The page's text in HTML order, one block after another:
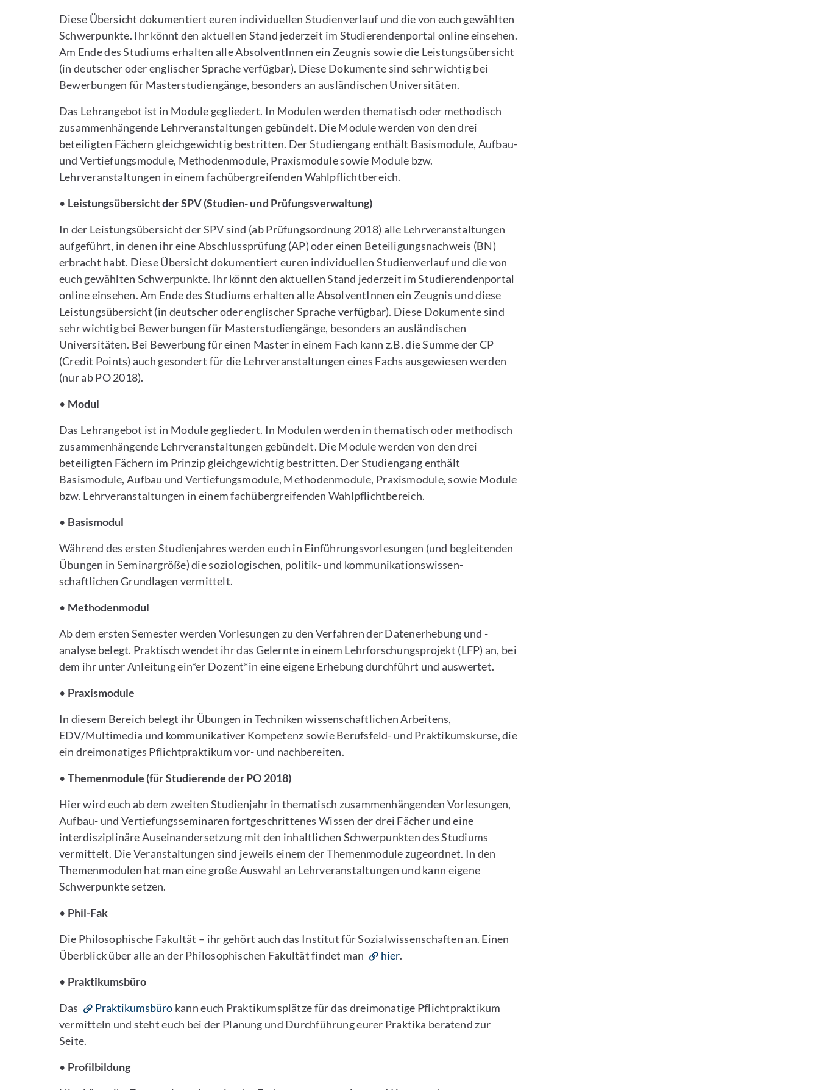
Diese Übersicht dokumentiert euren individuellen Studienverlauf und die von euch gewählten
Schwerpunkte. Ihr könnt den aktuellen Stand jederzeit im Studierendenportal online einsehen.
Am Ende des Studiums erhalten alle AbsolventInnen ein Zeugnis sowie die Leistungsübersicht
(in deutscher oder englischer Sprache verfügbar). Diese Dokumente sind sehr wichtig bei
Bewerbungen für Masterstudiengänge, besonders an ausländischen Universitäten.
Das Lehrangebot ist in Module gegliedert. In Modulen werden thematisch oder methodisch
zusammenhängende Lehrveranstaltungen gebündelt. Die Module werden von den drei
beteiligten Fächern gleichgewichtig bestritten. Der Studiengang enthält Basismodule, Aufbau-
und Vertiefungsmodule, Methodenmodule, Praxismodule sowie Module bzw.
Lehrveranstaltungen in einem fachübergreifenden Wahlpflichtbereich.
• Leistungsübersicht der SPV (Studien- und Prüfungsverwaltung)
In der Leistungsübersicht der SPV sind (ab Prüfungsordnung 2018) alle Lehrveranstaltungen
aufgeführt, in denen ihr eine Abschlussprüfung (AP) oder einen Beteiligungsnachweis (BN)
erbracht habt. Diese Übersicht dokumentiert euren individuellen Studienverlauf und die von
euch gewählten Schwerpunkte. Ihr könnt den aktuellen Stand jederzeit im Studierendenportal
online einsehen. Am Ende des Studiums erhalten alle AbsolventInnen ein Zeugnis und diese
Leistungsübersicht (in deutscher oder englischer Sprache verfügbar). Diese Dokumente sind
sehr wichtig bei Bewerbungen für Masterstudiengänge, besonders an ausländischen
Universitäten. Bei Bewerbung für einen Master in einem Fach kann z.B. die Summe der CP
(Credit Points) auch gesondert für die Lehrveranstaltungen eines Fachs ausgewiesen werden
(nur ab PO 2018).
• Modul
Das Lehrangebot ist in Module gegliedert. In Modulen werden in thematisch oder methodisch
zusammenhängende Lehrveranstaltungen gebündelt. Die Module werden von den drei
beteiligten Fächern im Prinzip gleichgewichtig bestritten. Der Studiengang enthält
Basismodule, Aufbau und Vertiefungsmodule, Methodenmodule, Praxismodule, sowie Module
bzw. Lehrveranstaltungen in einem fachübergreifenden Wahlpflichtbereich.
• Basismodul
Während des ersten Studienjahres werden euch in Einführungsvorlesungen (und begleitenden
Übungen in Seminargröße) die soziologischen, politik- und kommunikationswissen-
schaftlichen Grundlagen vermittelt.
• Methodenmodul
Ab dem ersten Semester werden Vorlesungen zu den Verfahren der Datenerhebung und -
analyse belegt. Praktisch wendet ihr das Gelernte in einem Lehrforschungsprojekt (LFP) an, bei
dem ihr unter Anleitung ein*er Dozent*in eine eigene Erhebung durchführt und auswertet.
• Praxismodule
In diesem Bereich belegt ihr Übungen in Techniken wissenschaftlichen Arbeitens,
EDV/Multimedia und kommunikativer Kompetenz sowie Berufsfeld- und Praktikumskurse, die
ein dreimonatiges Pflichtpraktikum vor- und nachbereiten.
• Themenmodule (für Studierende der PO 2018)
Hier wird euch ab dem zweiten Studienjahr in thematisch zusammenhängenden Vorlesungen,
Aufbau- und Vertiefungsseminaren fortgeschrittenes Wissen der drei Fächer und eine
interdisziplinäre Auseinandersetzung mit den inhaltlichen Schwerpunkten des Studiums
vermittelt. Die Veranstaltungen sind jeweils einem der Themenmodule zugeordnet. In den
Themenmodulen hat man eine große Auswahl an Lehrveranstaltungen und kann eigene
Schwerpunkte setzen.
• Phil-Fak
Die Philosophische Fakultät – ihr gehört auch das Institut für Sozialwissenschaften an. Einen
Überblick über alle an der Philosophischen Fakultät findet man
hier.
• Praktikumsbüro
Das
Praktikumsbüro kann euch Praktikumsplätze für das dreimonatige Pflichtpraktikum
vermitteln und steht euch bei der Planung und Durchführung eurer Praktika beratend zur
Seite.
• Profilbildung